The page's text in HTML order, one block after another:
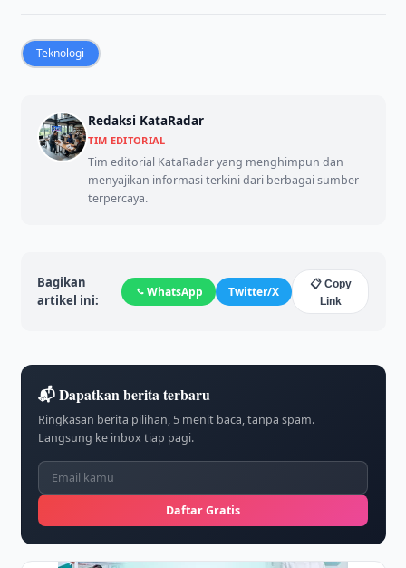
Teknologi
Redaksi KataRadar
TIM EDITORIAL
Tim editorial KataRadar yang menghimpun dan
menyajikan informasi terkini dari berbagai sumber
terpercaya.
Bagikan
artikel ini:
WhatsApp Twitter/X
📋 Copy
Link
📬 Dapatkan berita terbaru
Ringkasan berita pilihan, 5 menit baca, tanpa spam.
Langsung ke inbox tiap pagi.
Daftar Gratis